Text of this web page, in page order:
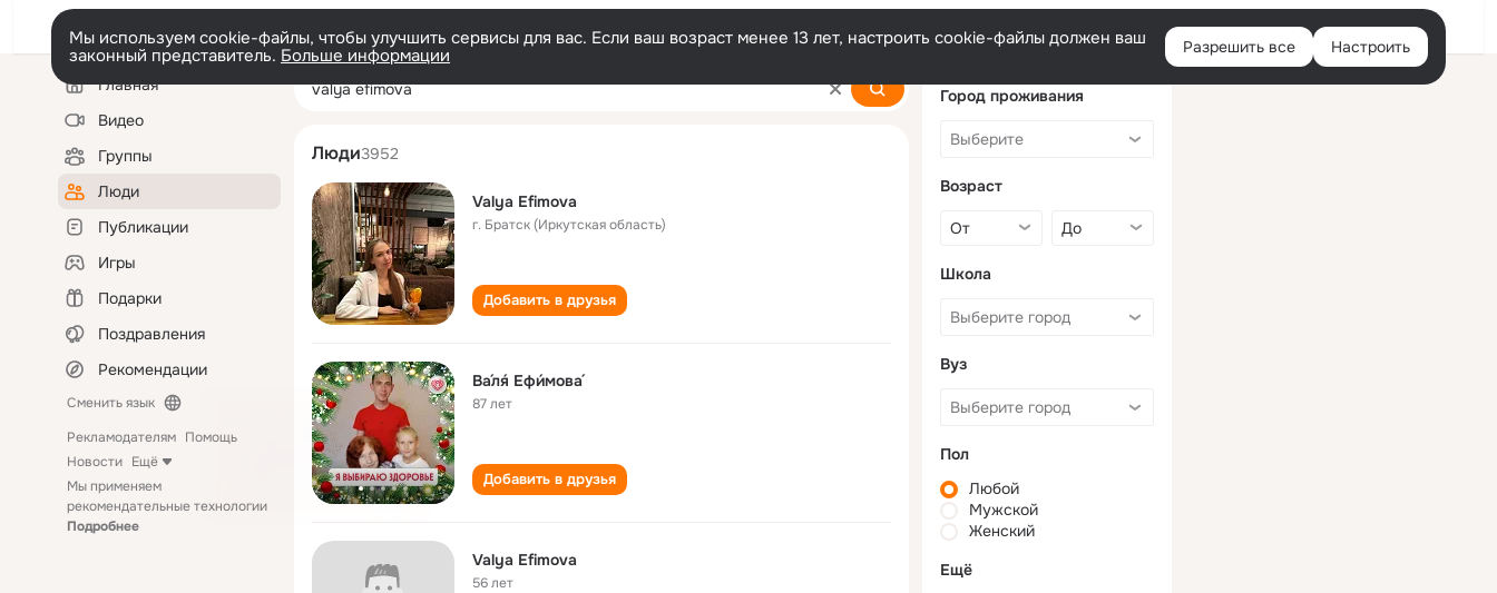
Войти
Мы используем cookie-файлы, чтобы улучшить сервисы для вас. Если ваш возраст менее 13 лет, настроить cookie-файлы должен ваш
законный представитель. Больше информации Разрешить все Настроить
Левая
колонкаГлавная
Видео
Группы
Люди
Публикации
Игры
Подарки
Поздравления
Рекомендации
Сменить язык
Рекламодателям Помощь
Новости Ещё
Мы применяем
рекомендательные технологии
Подробнее
valya efimova
Люди3952
Valya Efimova
г. Братск (Иркутская область)
Добавить в друзья
Ва́ля́ Ефи́мова́
87 лет
Добавить в друзья
Valya Efimova
56 лет
Город проживания
Возраст
Школа
Вуз
Пол
Любой
Мужской
Женский
Ещё